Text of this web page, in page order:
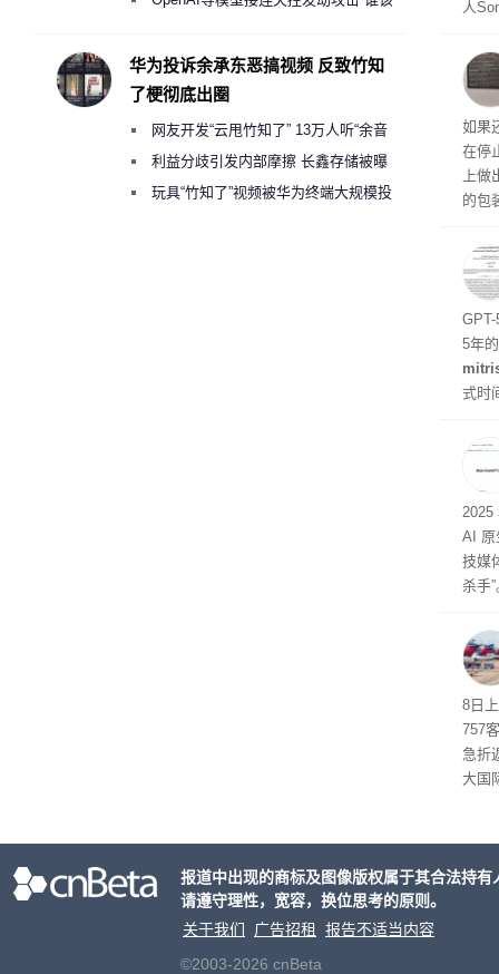
人
蓝
ra的
生产
如果
在停
上
的包
初
题
5年
式时
2025
AI 原
技媒
杀手
8日
757
急折
大国
华为投诉余承东恶搞视频 反致竹知
了梗彻底出圈
网友开发“云甩竹知了” 13万人听“余音
绕梁”利益分歧引发内部摩擦 长鑫存储被曝
曾将华为驻场工程师驱逐出研发基地
玩具“竹知了”视频被华为终端大规模投
报道中出现的商标及图像版权属于其合法持
请遵守理性，宽容，换位思考的原则。
关于我们
广告招租
报告不适当内容
©2003-2026 cnBeta